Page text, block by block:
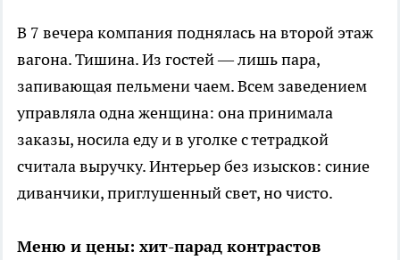
В 7 вечера компания поднялась на второй этаж
вагона. Тишина. Из гостей — лишь пара,
запивающая пельмени чаем. Всем заведением
управляла одна женщина: она принимала
заказы, носила еду и в уголке с тетрадкой
считала выручку. Интерьер без изысков: синие
диванчики, приглушенный свет, но чисто.
Меню и цены: хит-парад контрастов